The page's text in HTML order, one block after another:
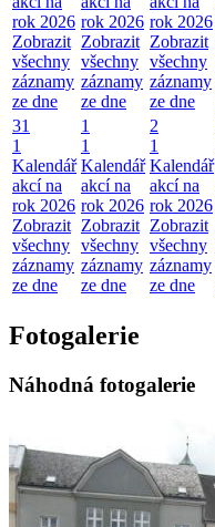
rok 2026
Zobrazit
všechny
záznamy
ze dne
rok 2026
Zobrazit
všechny
záznamy
ze dne
rok 2026
Zobrazit
všechny
záznamy
ze dne
31
1
Kalendář
akcí na
rok 2026
Zobrazit
všechny
záznamy
ze dne
1
1
Kalendář
akcí na
rok 2026
Zobrazit
všechny
záznamy
ze dne
2
1
Kalendář
akcí na
rok 2026
Zobrazit
všechny
záznamy
ze dne
Fotogalerie
Náhodná fotogalerie